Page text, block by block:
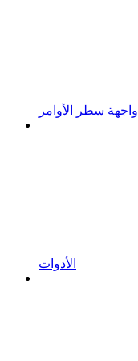
واجهة سطر الأوامر
الأدوات